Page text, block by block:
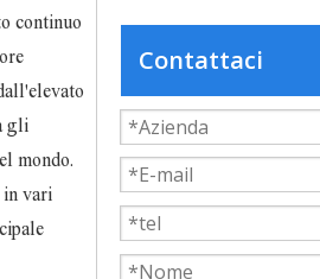
continuo
gli
mondo.
in vari
Contattaci